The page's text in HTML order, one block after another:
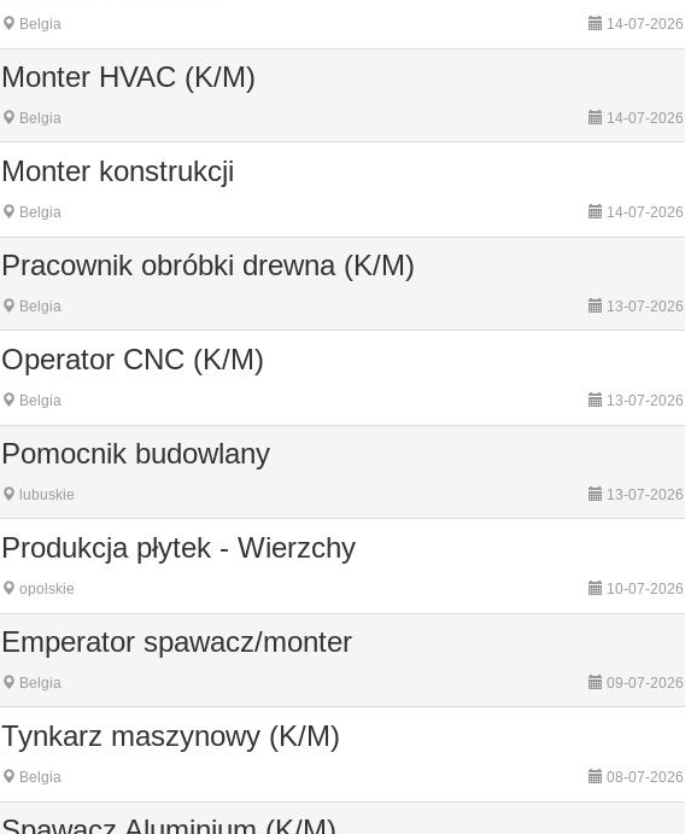
Belgia 14-07-2026
Monter HVAC (K/M)
Belgia 14-07-2026
Monter konstrukcji
Belgia 14-07-2026
Pracownik obróbki drewna (K/M)
Belgia 13-07-2026
Operator CNC (K/M)
Belgia 13-07-2026
Pomocnik budowlany
lubuskie 13-07-2026
Produkcja płytek - Wierzchy
opolskie 10-07-2026
Emperator spawacz/monter
Belgia 09-07-2026
Tynkarz maszynowy (K/M)
Belgia 08-07-2026